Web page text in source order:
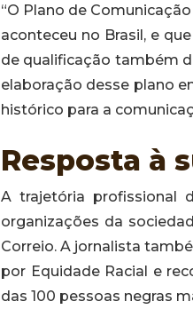
“O Plano de
aconteceu no Brasil, e
de qualificação também
elaboração desse plano
histórico para a
Resposta à
A trajetória profissional
organizações da
Correio. A jornalista
por Equidade Racial e
das 100 pessoas negras